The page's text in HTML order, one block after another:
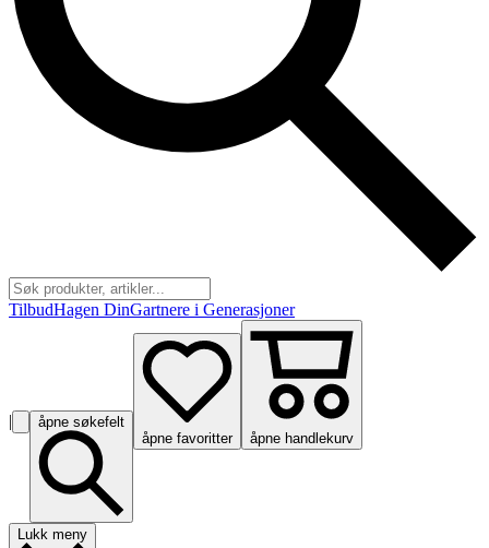
TilbudHagen DinGartnere i Generasjoner
|
åpne søkefelt
åpne favoritter
åpne handlekurv
Lukk meny